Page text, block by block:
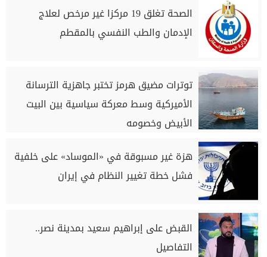
الصحة تغلق 19 مركزا غير مرخص لعلاج
الإدمان والطب النفسي بالمقطم
توترات مضيق هرمز تختبر جاهزية الترسانة
الأميركية وسط معركة سياسية بين البيت
الأبيض وخصومه
هزة غير مسبوقة في «الموساد» على خلفية
فشل خطة تغيير النظام في إيران
القبض على إبراهيم سعيد بمدينة نصر..
التفاصيل